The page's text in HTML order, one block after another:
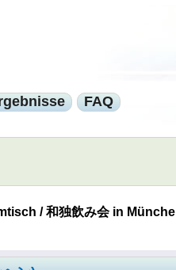
FAQ
/ 和独飲み会 in